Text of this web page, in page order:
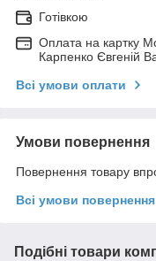
Готівкою
Оплата на картку
Карпенко Євгеній
Всі умови оплати
Умови повернення
Повернення товару
Всі умови повернення
Подібні товари